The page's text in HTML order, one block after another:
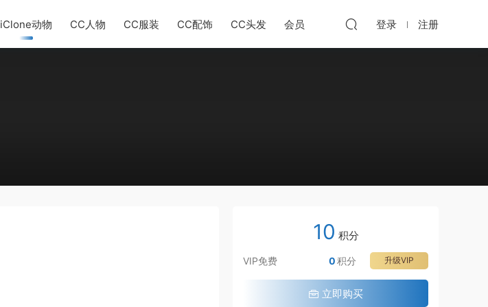
iClone动物 CC人物 CC服装 CC配饰 CC头发 会员 登录 注册
10 积分
VIP免费 升级VIP
0积分
立即购买